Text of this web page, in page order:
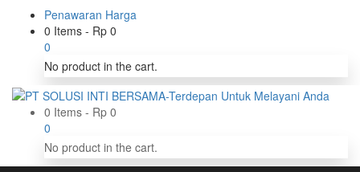
Penawaran Harga
0 Items - Rp 0
0
No product in the cart.
0 Items - Rp 0
0
No product in the cart.